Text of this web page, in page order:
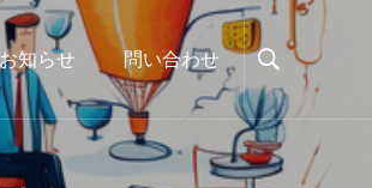
お知らせ 問い合わせ